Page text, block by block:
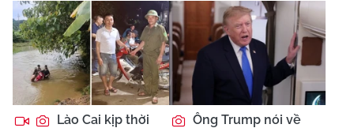
Lào Cai kịp thời
Ông Trump nói về